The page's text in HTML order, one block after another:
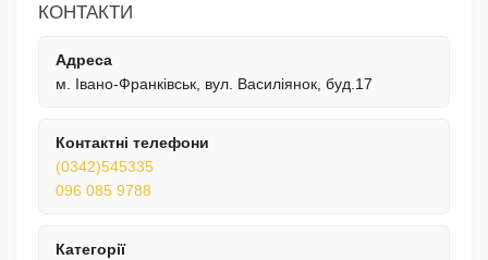
КОНТАКТИ
Адреса
м. Івано-Франківськ, вул. Василіянок, буд.17
Контактні телефони
(0342)545335
096 085 9788
Категорії